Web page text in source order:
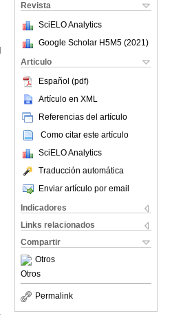
Revista
SciELO Analytics
Google Scholar H5M5 (2021 )
Articulo
Español (pdf)
Artículo en XML
Referencias del artículo
Como citar este artículo
SciELO Analytics
Traducción automática
Enviar artículo por email
Indicadores
Links relacionados
Compartir
Otros
Otros
Permalink